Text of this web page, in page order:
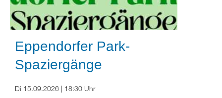
Eppendorfer Park-
Spaziergänge
Di 15.09.2026 | 18:30 Uhr